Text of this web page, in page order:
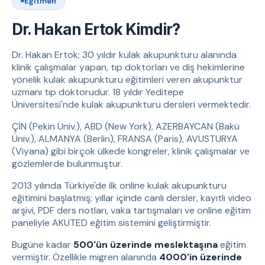
Dr. Hakan Ertok Kimdir?
Dr. Hakan Ertok; 30 yıldır kulak akupunkturu alanında
klinik çalışmalar yapan, tıp doktorları ve diş hekimlerine
yönelik kulak akupunkturu eğitimleri veren akupunktur
uzmanı tıp doktorudur. 18 yıldır Yeditepe
Üniversitesi'nde kulak akupunkturu dersleri vermektedir.
ÇİN (Pekin Üniv.), ABD (New York), AZERBAYCAN (Bakü
Üniv.), ALMANYA (Berlin), FRANSA (Paris), AVUSTURYA
(Viyana) gibi birçok ülkede kongreler, klinik çalışmalar ve
gözlemlerde bulunmuştur.
2013 yılında Türkiye'de ilk online kulak akupunkturu
eğitimini başlatmış; yıllar içinde canlı dersler, kayıtlı video
arşivi, PDF ders notları, vaka tartışmaları ve online eğitim
paneliyle AKUTED eğitim sistemini geliştirmiştir.
Bugüne kadar 500'ün üzerinde meslektaşınaeğitim
vermiştir. Özellikle migren alanında 4000'in üzerinde